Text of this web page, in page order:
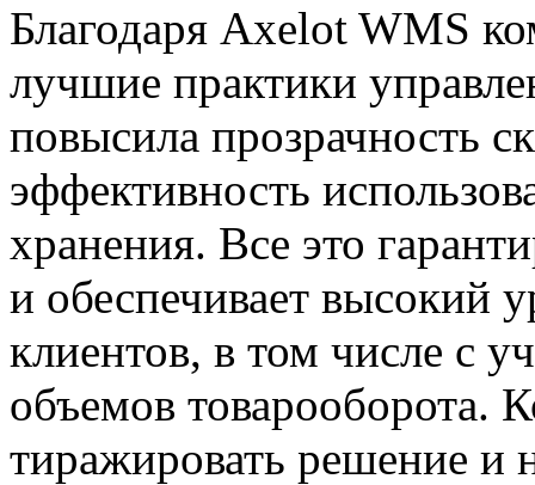
Благодаря Axelot WMS
лучшие практики
повысила прозрачность
эффективность
хранения. Все это
и обеспечивает высокий
клиентов, в том числе с
объемов товарооборота.
тиражировать решение и